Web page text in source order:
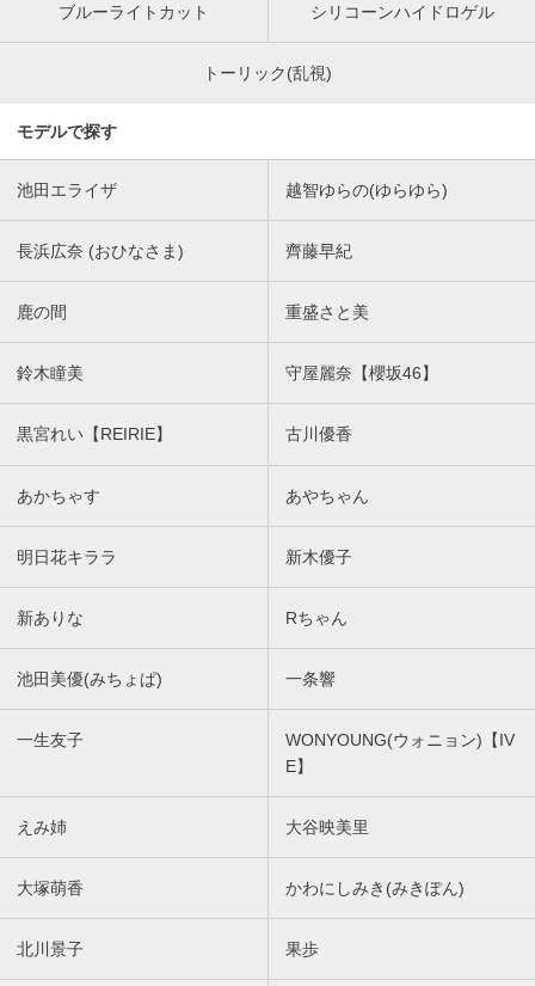
ブルーライトカット シリコーンハイドロゲル
トーリック(乱視)
モデルで探す
池田エライザ 越智ゆらの(ゆらゆら)
長浜広奈 (おひなさま) 齊藤早紀
鹿の間 重盛さと美
鈴木瞳美 守屋麗奈【櫻坂46】
黒宮れい【REIRIE】 古川優香
あかちゃす あやちゃん
明日花キララ 新木優子
新ありな Rちゃん
池田美優(みちょぱ) 一条響
一生友子
WONYOUNG(ウォニョン)【IV
E】
えみ姉 大谷映美里
大塚萌香 かわにしみき(みきぽん)
北川景子 果歩